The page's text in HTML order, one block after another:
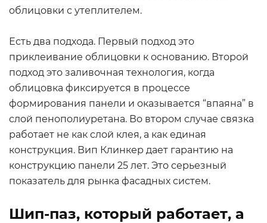
облицовки с утеплителем.
Есть два подхода. Первый подход это
приклеивание облицовки к основанию. Второй
подход это заливочная технология, когда
облицовка фиксируется в процессе
формирования панели и оказывается “впаяна” в
слой пенополиуретана. Во втором случае связка
работает не как слой клея, а как единая
конструкция. Вип Клинкер дает гарантию на
конструкцию панели 25 лет. Это серьезный
показатель для рынка фасадных систем.
Шип-паз, который работает, а